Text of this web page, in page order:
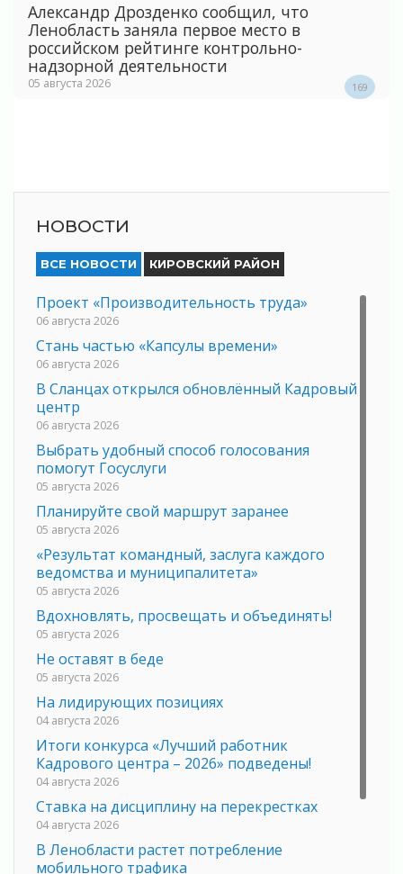
Александр Дрозденко сообщил, что
Ленобласть заняла первое место в
российском рейтинге контрольно-
надзорной деятельности
05 августа 2026 169
НОВОСТИ
ВСЕ НОВОСТИ КИРОВСКИЙ РАЙОН
Проект «Производительность труда»
06 августа 2026
Стань частью «Капсулы времени»
06 августа 2026
В Сланцах открылся обновлённый Кадровый
центр
06 августа 2026
Выбрать удобный способ голосования
помогут Госуслуги
05 августа 2026
Планируйте свой маршрут заранее
05 августа 2026
«Результат командный, заслуга каждого
ведомства и муниципалитета»
05 августа 2026
Вдохновлять, просвещать и объединять!
05 августа 2026
Не оставят в беде
05 августа 2026
На лидирующих позициях
04 августа 2026
Итоги конкурса «Лучший работник
Кадрового центра – 2026» подведены!
04 августа 2026
Ставка на дисциплину на перекрестках
04 августа 2026
В Ленобласти растет потребление
мобильного трафика